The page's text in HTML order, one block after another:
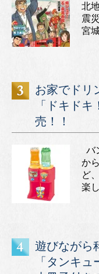
北
震
宮
お家でドリ
「ドキド
売！！
バ
か
ど
楽
遊びながら
「タンキ